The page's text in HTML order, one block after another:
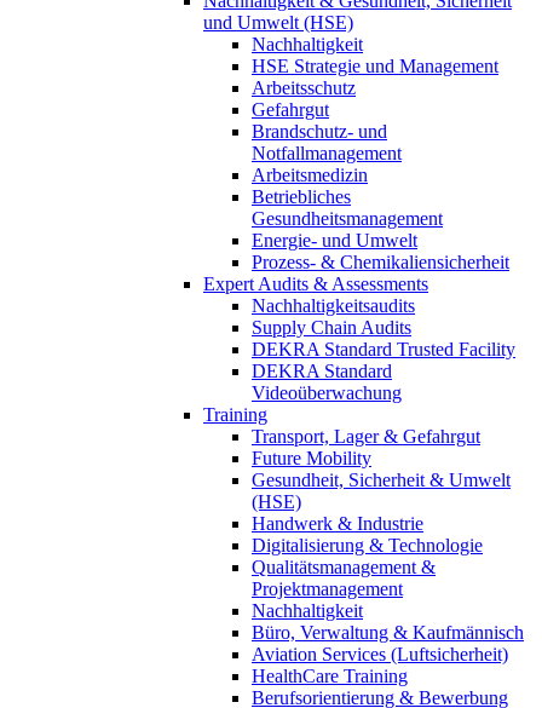
und Umwelt (HSE)
Nachhaltigkeit
HSE Strategie und Management
Arbeitsschutz
Gefahrgut
Brandschutz- und
Notfallmanagement
Arbeitsmedizin
Betriebliches
Gesundheitsmanagement
Energie- und Umwelt
Prozess- & Chemikaliensicherheit
Expert Audits & Assessments
Nachhaltigkeitsaudits
Supply Chain Audits
DEKRA Standard Trusted Facility
DEKRA Standard
Videoüberwachung
Training
Transport, Lager & Gefahrgut
Future Mobility
Gesundheit, Sicherheit & Umwelt
(HSE)
Handwerk & Industrie
Digitalisierung & Technologie
Qualitätsmanagement &
Projektmanagement
Nachhaltigkeit
Büro, Verwaltung & Kaufmännisch
Aviation Services (Luftsicherheit)
HealthCare Training
Berufsorientierung & Bewerbung